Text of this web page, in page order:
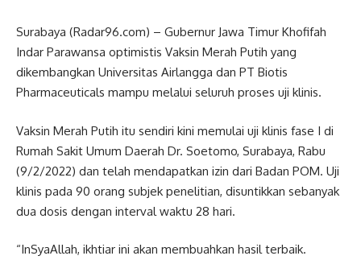
Surabaya (Radar96.com) – Gubernur Jawa Timur Khofifah
Indar Parawansa optimistis Vaksin Merah Putih yang
dikembangkan Universitas Airlangga dan PT Biotis
Pharmaceuticals mampu melalui seluruh proses uji klinis.
Vaksin Merah Putih itu sendiri kini memulai uji klinis fase I di
Rumah Sakit Umum Daerah Dr. Soetomo, Surabaya, Rabu
(9/2/2022) dan telah mendapatkan izin dari Badan POM. Uji
klinis pada 90 orang subjek penelitian, disuntikkan sebanyak
dua dosis dengan interval waktu 28 hari.
“InSyaAllah, ikhtiar ini akan membuahkan hasil terbaik.